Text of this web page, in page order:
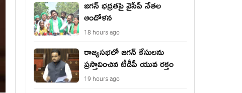
జ‌గ‌న్ భద్రతపై వైసీపీ నేతల
ఆందోళన
18 hours ago
రాజ్యసభలో జగన్ కేసులను
ప్రస్తావించిన టీడీపీ యువ రక్తం
19 hours ago